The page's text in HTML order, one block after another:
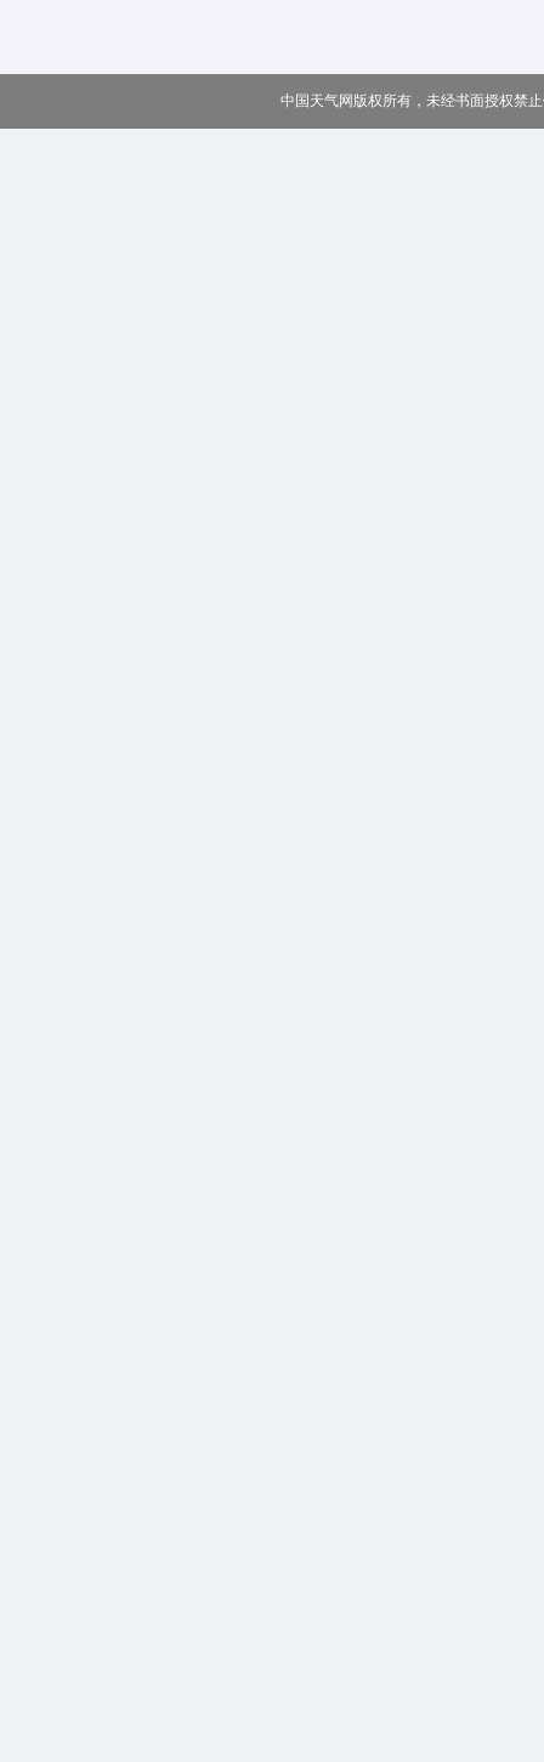
中国天气网版权所有，未经书面授权